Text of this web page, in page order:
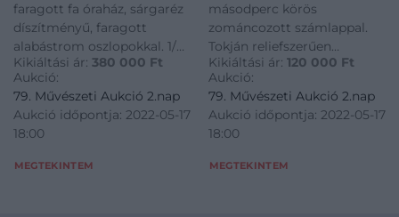
faragott fa óraház, sárgaréz
díszítményű, faragott
alabástrom oszlopokkal. 1/4
ütős, automatával
kombinált óraszerkezettel
kovácsműhelyben dolgozó
puttók, római számokkal
festett sárgaréz számlappal.
Kikiáltási ár: 380 000 Ft
Aukció:
79. Művészeti Aukció 2.nap
Aukció időpontja: 2022-05-17
18:00
MEGTEKINTEM
másodperc körös
zománcozott számlappal.
Tokján reliefszerűen
kidomborodó babérkoszorú,
hátoldalán két csendőr
Árpád-sávos magyar
címerrel. Óra hátlapján
vésett ajándékozási felirat: „
Kikiáltási ár: 120 000 Ft
Aukció:
79. Művészeti Aukció 2.nap
Aukció időpontja: 2022-05-17
18:00
MEGTEKINTEM